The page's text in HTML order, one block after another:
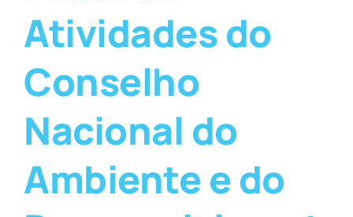
Atividades do
Conselho
Nacional do
Ambiente e do